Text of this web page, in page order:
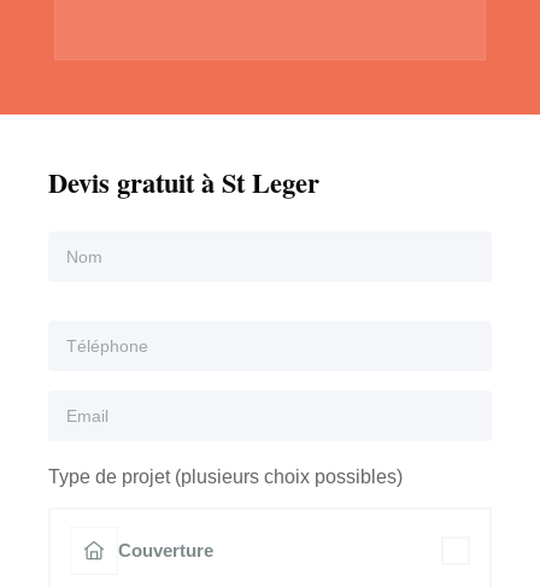
Devis gratuit à St Leger
Type de projet (plusieurs choix possibles)
Couverture